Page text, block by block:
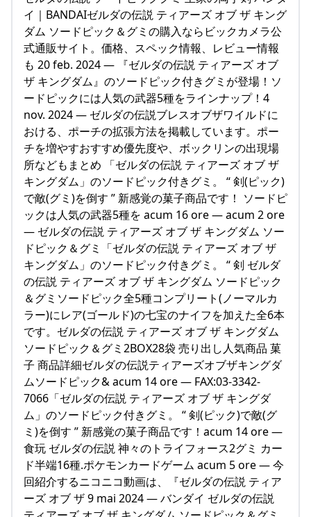
イ｜BANDAIゼルダの伝説 ティアーズ オブ ザ キング
ダム ソードピック＆グミの購入ならビックカメラ公
式通販サイト。価格、スペック情報、レビュー情報
も 20 feb. 2024 — 『ゼルダの伝説 ティアーズ オブ
ザ キングダム』のソードピック付きグミが登場！ソ
ードピックには人気の武器5種をラインナップ！4
nov. 2024 — ゼルダの伝説ブレスオブザワイルドに
おける、ポーチの拡張方法を掲載しています。ポー
チを増やすおすすめ優先度や、ボックリンの出現場
所などもまとめ 「ゼルダの伝説 ティアーズ オブ ザ
キングダム」のソードピック付きグミ。 “ 剣(ピック)
で敵(グミ)を倒す ” 新感覚の菓子商品です！ ソードピ
ックは人気の武器5種を acum 16 ore — acum 2 ore
— ゼルダの伝説 ティアーズ オブ ザ キングダム ソー
ドピック＆グミ「ゼルダの伝説 ティアーズ オブ ザ
キングダム」のソードピック付きグミ。 “ 剣 ゼルダ
の伝説 ティアーズ オブ ザ キングダム ソードピック
＆グミソードピック全5種コンプリート(ノーマルカ
ラー)にレア(ゴールド)の七宝のナイフを加えた全6本
です。ゼルダの伝説 ティアーズ オブ ザ キングダム
ソードピック＆グミ2BOX28袋 売り出し人気商品 菓
子 商品詳細ゼルダの伝説ティアーズオブザキングダ
ムソードピック& acum 14 ore — FAX:03-3342-
7066「ゼルダの伝説 ティアーズ オブ ザ キングダ
ム」のソードピック付きグミ。 “ 剣(ピック)で敵(グ
ミ)を倒す ” 新感覚の菓子商品です！acum 14 ore —
食玩 ゼルダの伝説 神々のトライフォース2グミ カー
ド半端16種.ポケモンカードゲーム acum 5 ore — 今
回紹介するニコニコ動画は、『ゼルダの伝説 ティア
ーズ オブ ザ 9 mai 2024 — バンダイ ゼルダの伝説